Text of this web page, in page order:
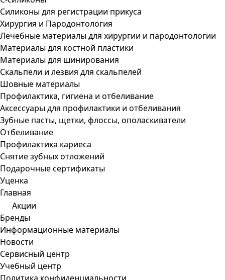
Силиконы для регистрации прикуса
Хирургия и Пародонтология
Лечебные материалы для хирургии и пародонтологии
Материалы для костной пластики
Материалы для шинирования
Скальпели и лезвия для скальпелей
Шовные материалы
Профилактика, гигиена и отбеливание
Аксессуары для профилактики и отбеливания
Зубные пасты, щетки, флоссы, ополаскиватели
Отбеливание
Профилактика кариеса
Снятие зубных отложений
Подарочные сертификаты
Уценка
Главная
Акции
Бренды
Информационные материалы
Новости
Сервисный центр
Учебный центр